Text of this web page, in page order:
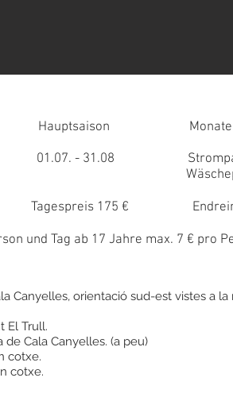
Hauptsaison Monate 01 -
- 31.08
wenn
175 €
und Tag ab 17 Jahre max. 7 € pro
Canyelles, orientació sud-est vistes a la
El Trull.
de Cala Canyelles. (a peu)
cotxe.
cotxe.